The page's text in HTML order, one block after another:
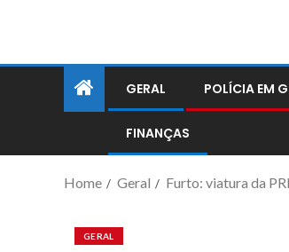
GERAL POLÍCIA EM
FINANÇAS
Home Geral Furto: viatura da
GERAL